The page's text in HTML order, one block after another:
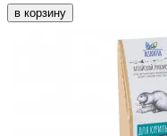
в корзину